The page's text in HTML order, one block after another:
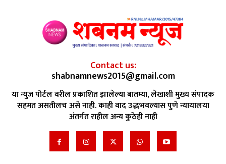
Contact us:
shabnamnews2015@gmail.com
या न्युज पोर्टल वरील प्रकाशित झालेल्या बातम्या, लेखाशी मुख्य संपादक
सहमत असतीलच असे नाही. काही वाद उद्भभवल्यास पुणे न्यायालया
अंतर्गत राहील अन्य कुठेही नाही